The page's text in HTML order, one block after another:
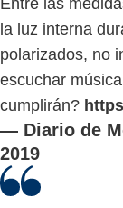
la luz interna
polarizados, no
escuchar
cumplirán?
— Diario de
2019